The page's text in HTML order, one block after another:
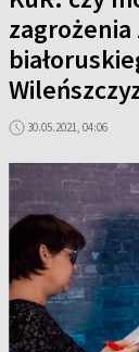
30.05.2021, 04:06